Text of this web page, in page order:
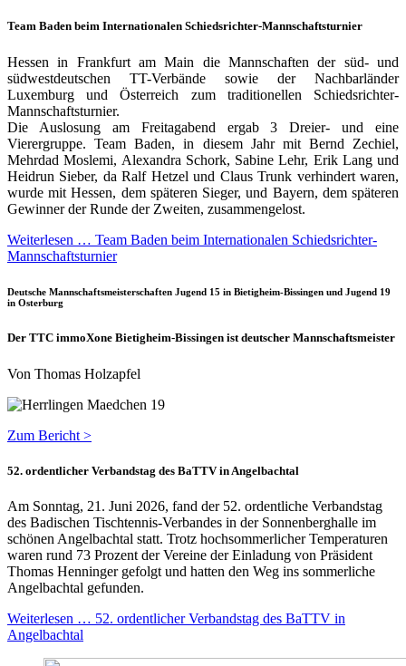
Team Baden beim Internationalen Schiedsrichter-Mannschaftsturnier
Hessen in Frankfurt am Main die Mannschaften der süd- und
südwestdeutschen TT-Verbände sowie der Nachbarländer
Luxemburg und Österreich zum traditionellen Schiedsrichter-
Mannschaftsturnier.
Die Auslosung am Freitagabend ergab 3 Dreier- und eine
Vierergruppe. Team Baden, in diesem Jahr mit Bernd Zechiel,
Mehrdad Moslemi, Alexandra Schork, Sabine Lehr, Erik Lang und
Heidrun Sieber, da Ralf Hetzel und Claus Trunk verhindert waren,
wurde mit Hessen, dem späteren Sieger, und Bayern, dem späteren
Gewinner der Runde der Zweiten, zusammengelost.
Weiterlesen … Team Baden beim Internationalen Schiedsrichter-
Mannschaftsturnier
Deutsche Mannschaftsmeisterschaften Jugend 15 in Bietigheim-Bissingen und Jugend 19
in Osterburg
Der TTC immoXone Bietigheim-Bissingen ist deutscher Mannschaftsmeister
Von Thomas Holzapfel
Zum Bericht >
52. ordentlicher Verbandstag des BaTTV in Angelbachtal
Am Sonntag, 21. Juni 2026, fand der 52. ordentliche Verbandstag
des Badischen Tischtennis-Verbandes in der Sonnenberghalle im
schönen Angelbachtal statt. Trotz hochsommerlicher Temperaturen
waren rund 73 Prozent der Vereine der Einladung von Präsident
Thomas Henninger gefolgt und hatten den Weg ins sommerliche
Angelbachtal gefunden.
Weiterlesen … 52. ordentlicher Verbandstag des BaTTV in
Angelbachtal